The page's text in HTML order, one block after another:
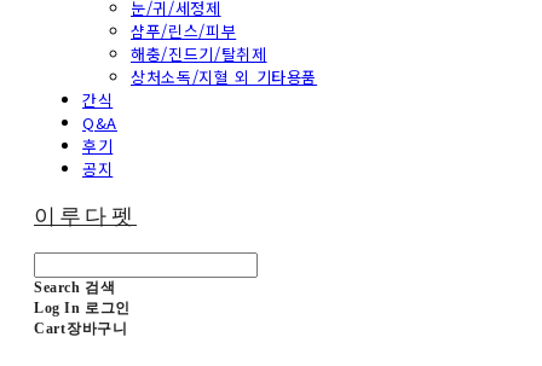
눈/귀/세정제
샴푸/린스/피부
해충/진드기/탈취제
상처소독/지혈 외 기타용품
간식
Q&A
후기
공지
이루다펫
Search 검색
Log In 로그인
Cart장바구니